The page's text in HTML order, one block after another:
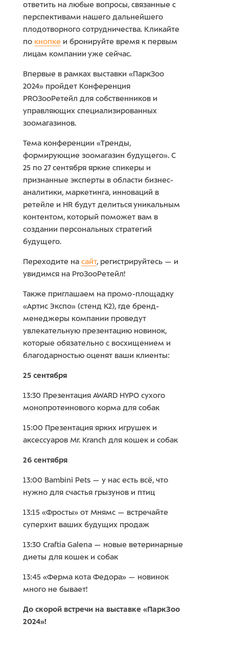
ответить на любые вопросы, связанные с
перспективами нашего дальнейшего
плодотворного сотрудничества. Кликайте
по кнопке и бронируйте время к первым
лицам компании уже сейчас.
Впервые в рамках выставки «ПаркЗоо
2024» пройдет Конференция
PROЗооРетейл для собственников и
управляющих специализированных
зоомагазинов.
Тема конференции «Тренды,
формирующие зоомагазин будущего». С
25 по 27 сентября яркие спикеры и
признанные эксперты в области бизнес-
аналитики, маркетинга, инноваций в
ретейле и HR будут делиться уникальным
контентом, который поможет вам в
создании персональных стратегий
будущего.
Переходите на сайт, регистрируйтесь — и
увидимся на ProЗооРетейл!
Также приглашаем на промо-площадку
«Артис Экспо» (стенд К2), где бренд-
менеджеры компании проведут
увлекательную презентацию новинок,
которые обязательно с восхищением и
благодарностью оценят ваши клиенты:
25 сентября
13:30 Презентация AWARD HYPO сухого
монопротеинового корма для собак
15:00 Презентация ярких игрушек и
аксессуаров Mr. Kranch для кошек и собак
26 сентября
13:00 Bambini Pets — у нас есть всё, что
нужно для счастья грызунов и птиц
13:15 «Фросты» от Мнямс — встречайте
суперхит ваших будущих продаж
13:30 Craftia Galena — новые ветеринарные
диеты для кошек и собак
13:45 «Ферма кота Федора» — новинок
много не бывает!
До скорой встречи на выставке «ПаркЗоо
2024»!